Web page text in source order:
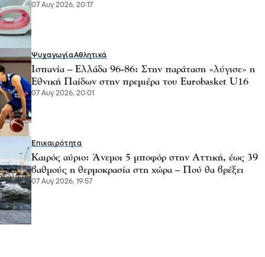
07 Αυγ 2026, 20:17
ΨυχαγωγίαΑθλητικά
Ισπανία – Ελλάδα 96-86: Στην παράταση «λύγισε» η
Εθνική Παίδων στην πρεμιέρα του Eurobasket U16
07 Αυγ 2026, 20:01
Επικαιρότητα
Καιρός αύριο: Άνεμοι 5 μποφόρ στην Αττική, έως 39
βαθμούς η θερμοκρασία στη χώρα – Πού θα βρέξει
07 Αυγ 2026, 19:57